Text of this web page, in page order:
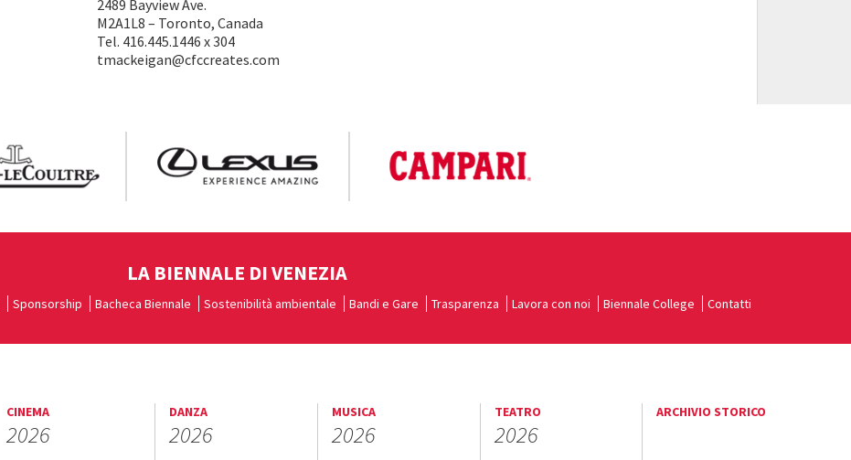
2489 Bayview Ave.
M2A1L8 – Toronto, Canada
Tel. 416.445.1446 x 304
tmackeigan@cfccreates.com
LA BIENNALE DI VENEZIA
Sponsorship Bacheca Biennale Sostenibilità ambientale Bandi e Gare Trasparenza Lavora con noi Biennale College Contatti
CINEMA
2026
DANZA
2026
MUSICA
2026
TEATRO
2026
ARCHIVIO STORICO